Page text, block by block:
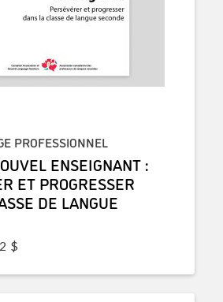
PROFESSIONNEL
ENSEIGNANT :
ET PROGRESSER
DE LANGUE
$